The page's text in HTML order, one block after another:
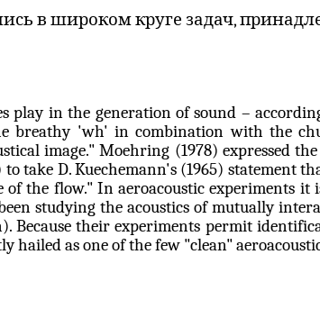
в широком круге задач,
play in the generation of sound –
breathy 'wh' in combination with the
image."Moehring (1978) expressed
to take D.Kuechemann's (1965) statement
of the flow." Inaeroacoustic experiments it
studying the acoustics of mutually
Because their experiments permit
hailed as one of the few "clean"